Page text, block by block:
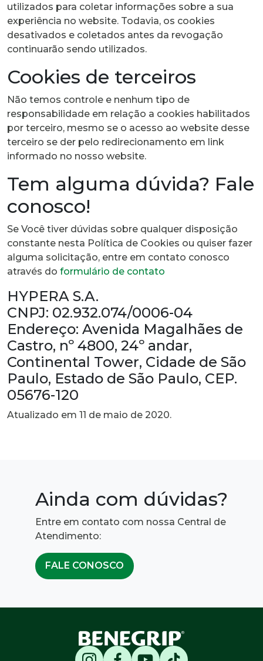
utilizados para coletar informações sobre a sua
experiência no website. Todavia, os cookies
desativados e coletados antes da revogação
continuarão sendo utilizados.
Cookies de terceiros
Não temos controle e nenhum tipo de
responsabilidade em relação a cookies habilitados
por terceiro, mesmo se o acesso ao website desse
terceiro se der pelo redirecionamento em link
informado no nosso website.
Tem alguma dúvida? Fale
conosco!
Se Você tiver dúvidas sobre qualquer disposição
constante nesta Política de Cookies ou quiser fazer
alguma solicitação, entre em contato conosco
através do formulário de contato
HYPERA S.A.
CNPJ: 02.932.074/0006-04
Endereço: Avenida Magalhães de
Castro, nº 4800, 24º andar,
Continental Tower, Cidade de São
Paulo, Estado de São Paulo, CEP.
05676-120
Atualizado em 11 de maio de 2020.
Ainda com dúvidas?
Entre em contato com nossa Central de
Atendimento:
FALE CONOSCO